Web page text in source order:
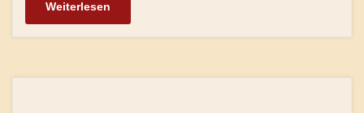
Weiterlesen